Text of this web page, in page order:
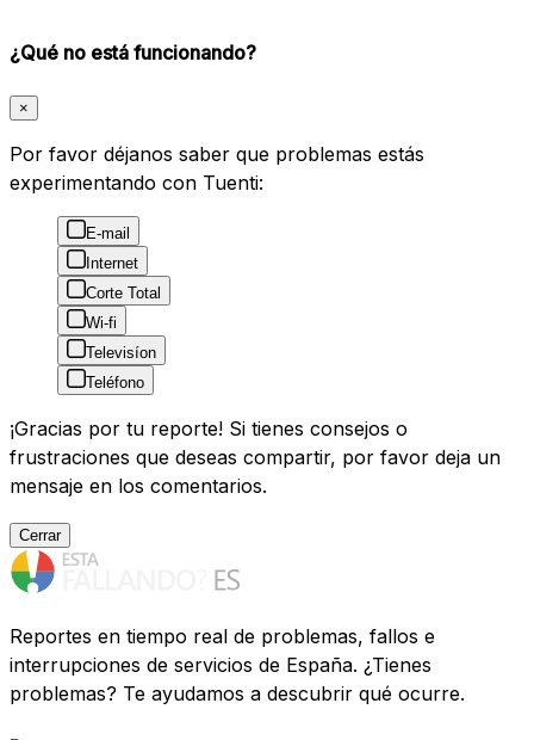
¿Qué no está funcionando?
×
Por favor déjanos saber que problemas estás
experimentando con Tuenti:
E-mail
Internet
Corte Total
Wi-fi
Televisíon
Teléfono
¡Gracias por tu reporte! Si tienes consejos o
frustraciones que deseas compartir, por favor deja un
mensaje en los comentarios.
Cerrar
Reportes en tiempo real de problemas, fallos e
interrupciones de servicios de España. ¿Tienes
problemas? Te ayudamos a descubrir qué ocurre.